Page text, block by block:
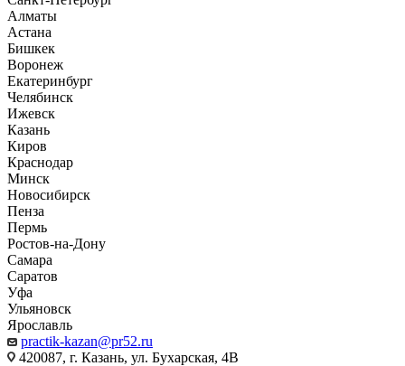
Алматы
Астана
Бишкек
Воронеж
Екатеринбург
Челябинск
Ижевск
Казань
Киров
Краснодар
Минск
Новосибирск
Пенза
Пермь
Ростов-на-Дону
Самара
Саратов
Уфа
Ульяновск
Ярославль
practik-kazan@pr52.ru
420087, г. Казань, ул. Бухарская, 4В